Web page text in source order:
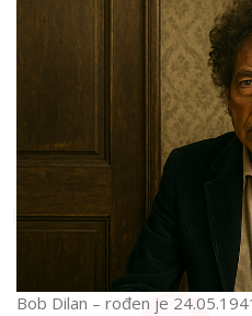
Bob Dilan – rođen je